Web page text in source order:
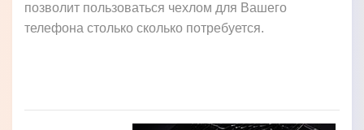
позволит пользоваться чехлом для Вашего
телефона столько сколько потребуется.